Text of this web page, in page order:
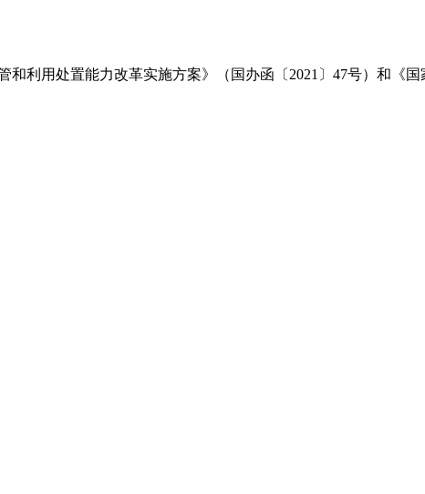
利用处置能力改革实施方案》（国办函〔2021〕47号）和《